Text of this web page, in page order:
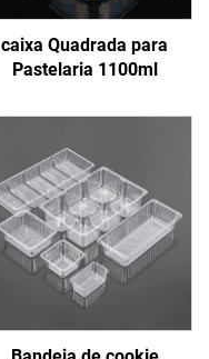
caixa Quadrada para
Pastelaria 1100ml